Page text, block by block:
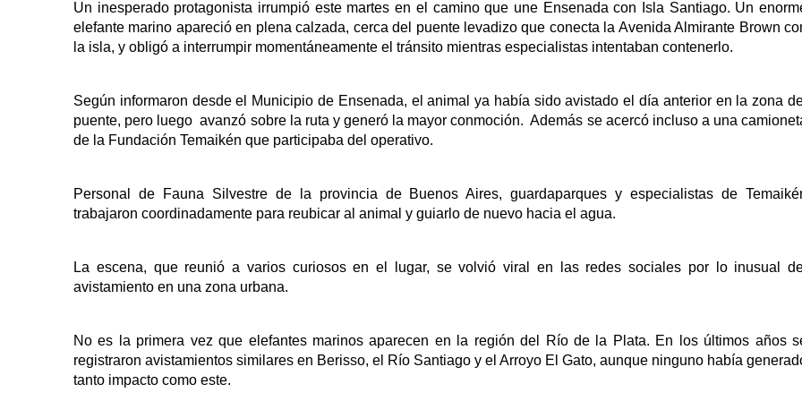
Un inesperado protagonista irrumpió este martes en el camino que une Ensenada con Isla Santiago. Un
elefante marino apareció en plena calzada, cerca del puente levadizo que conecta la Avenida Almirante Brown
la isla, y obligó a interrumpir momentáneamente el tránsito mientras especialistas intentaban contenerlo.
Según informaron desde el Municipio de Ensenada, el animal ya había sido avistado el día anterior en la zona
puente, pero luego avanzó sobre la ruta y generó la mayor conmoción. Además se acercó incluso a una
de la Fundación Temaikén que participaba del operativo.
Personal de Fauna Silvestre de la provincia de Buenos Aires, guardaparques y especialistas de
trabajaron coordinadamente para reubicar al animal y guiarlo de nuevo hacia el agua.
La escena, que reunió a varios curiosos en el lugar, se volvió viral en las redes sociales por lo inusual
avistamiento en una zona urbana.
No es la primera vez que elefantes marinos aparecen en la región del Río de la Plata. En los últimos años
registraron avistamientos similares en Berisso, el Río Santiago y el Arroyo El Gato, aunque ninguno había
tanto impacto como este.